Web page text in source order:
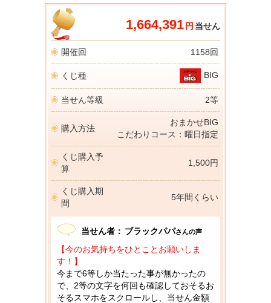
1,664,391 円 当せん
開催回 1158回
くじ種 BIG
当せん等級 2等
購入方法
おまかせBIG
こだわりコース：曜日指定
くじ購入予
算
1,500円
くじ購入期
間
5年間くらい
当せん者： ブラックパパさんの声
【今のお気持ちをひとことお願いしま
す！】
今まで6等しか当たった事が無かったの
で、2等の文字を何回も確認しておそるお
そるスマホをスクロールし、当せん金額